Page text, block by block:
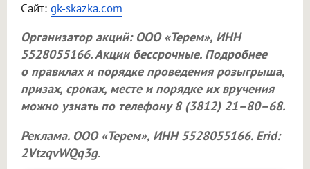
Сайт: gk-skazka.com
Организатор акций: ООО «Терем», ИНН
5528055166. Акции бессрочные. Подробнее
о правилах и порядке проведения розыгрыша,
призах, сроках, месте и порядке их вручения
можно узнать по телефону 8 (3812) 21–80–68.
Реклама. ООО «Терем», ИНН 5528055166. Erid:
2VtzqvWQq3g.